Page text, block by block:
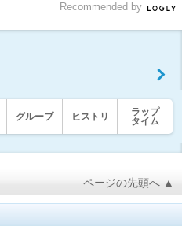
Recommended by
グループ ヒストリ
ラップ
タイム
ページの先頭へ ▲